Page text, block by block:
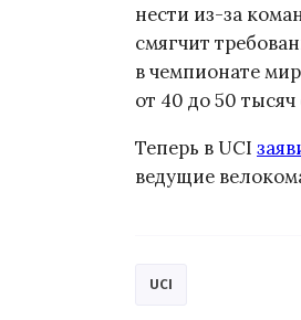
нести из-за
смягчит
в чемпионате
от 40 до 50 тысяч
Теперь в UCI
ведущие
UCI